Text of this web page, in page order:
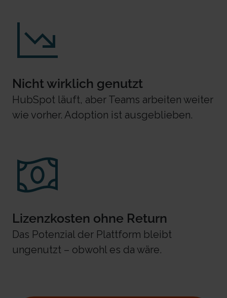
Nicht wirklich genutzt
HubSpot läuft, aber Teams arbeiten weiter
wie vorher. Adoption ist ausgeblieben.
Lizenzkosten ohne Return
Das Potenzial der Plattform bleibt
ungenutzt – obwohl es da wäre.